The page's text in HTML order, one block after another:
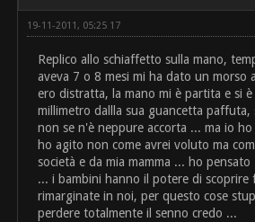
19-11-2011, 05:25 17
Replico allo schiaffetto sulla mano,
aveva 7 o 8 mesi mi ha dato un morso
ero distratta, la mano mi è partita e si
millimetro dallla sua guancetta
non se n'è neppure accorta ... ma io
ho agito non come avrei voluto ma
società e da mia mamma ... ho
... i bambini hanno il potere di scoprire
rimarginate in noi, per questo cose
perdere totalmente il senno credo ...